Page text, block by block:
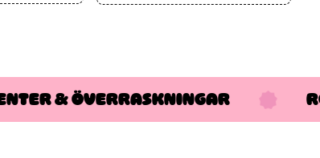
priset
priset
& ÖVERRASKNINGAR